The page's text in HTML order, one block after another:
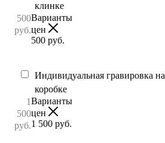
клинке
500
руб.
Варианты
цен
500 руб.
Индивидуальная гравировка на
коробке
1
500
руб.
Варианты
цен
1 500 руб.